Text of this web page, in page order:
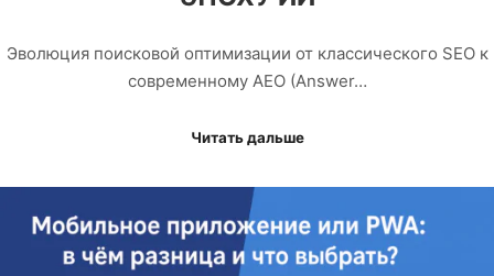
Эволюция поисковой оптимизации от классического SEO к
современному AEO (Answer…
Читать дальше